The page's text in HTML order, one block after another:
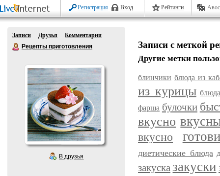
Регистрация Вход Рейтинги
Записи Друзья
Комментарии
Рецепты приготовления
В друзья
Записи с меткой
Другие метки
блинчики блюда из
из курицы
фарша булочки
вкусно
вкусно
диетические блюда
закусказакуски